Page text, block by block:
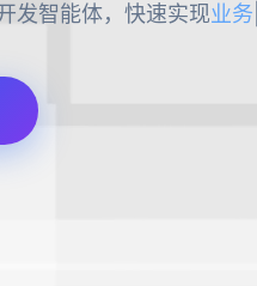
发智能体，快速实现产|